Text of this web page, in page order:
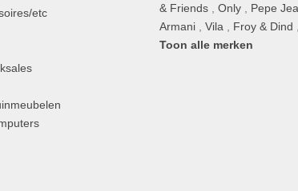
etc
& Friends ,Only Pepe
Armani ,Vila Froy & Dind
Toon alle merken